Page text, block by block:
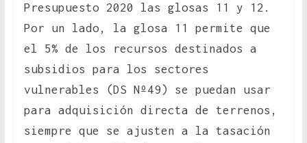
Presupuesto 2020 las glosas 11 y 12.
Por un lado, la glosa 11 permite que
el 5% de los recursos destinados a
subsidios para los sectores
vulnerables (DS Nº49) se puedan usar
para adquisición directa de terrenos,
siempre que se ajusten a la tasación